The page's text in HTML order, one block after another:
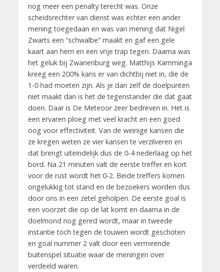
nog meer een penalty terecht was. Onze
scheidsrechter van dienst was echter een ander
mening toegedaan en was van mening dat Nigel
Zwarts een “schwalbe” maakt en gaf een gele
kaart aan hem en een vrije trap tegen. Daarna was
het geluk bij Zwanenburg weg. Matthijs Kamminga
kreeg een 200% kans er van dichtbij niet in, die de
1-0 had moeten zijn. Als je dan zelf de doelpunten
niet maakt dan is het de tegenstander die dat gaat
doen. Daar is De Meteoor zeer bedreven in. Het is
een ervaren ploeg met veel kracht en een goed
oog voor effectiviteit. Van de weinige kansen die
ze kregen weten ze vier kansen te verzilveren en
dat brengt uiteindelijk dus de 0-4 nederlaag op het
bord. Na 21 minuten valt de eerste treffer en kort
voor de rust wordt het 0-2. Beide treffers komen
ongelukkig tot stand en de bezoekers worden dus
door ons in een zetel geholpen. De eerste goal is
een voorzet die op de lat komt en daarna in de
doelmond nog gered wordt, maar in tweede
instantie toch tegen de touwen wordt geschoten
en goal nummer 2 valt door een vermeende
buitenspel situatie waar de meningen over
verdeeld waren.